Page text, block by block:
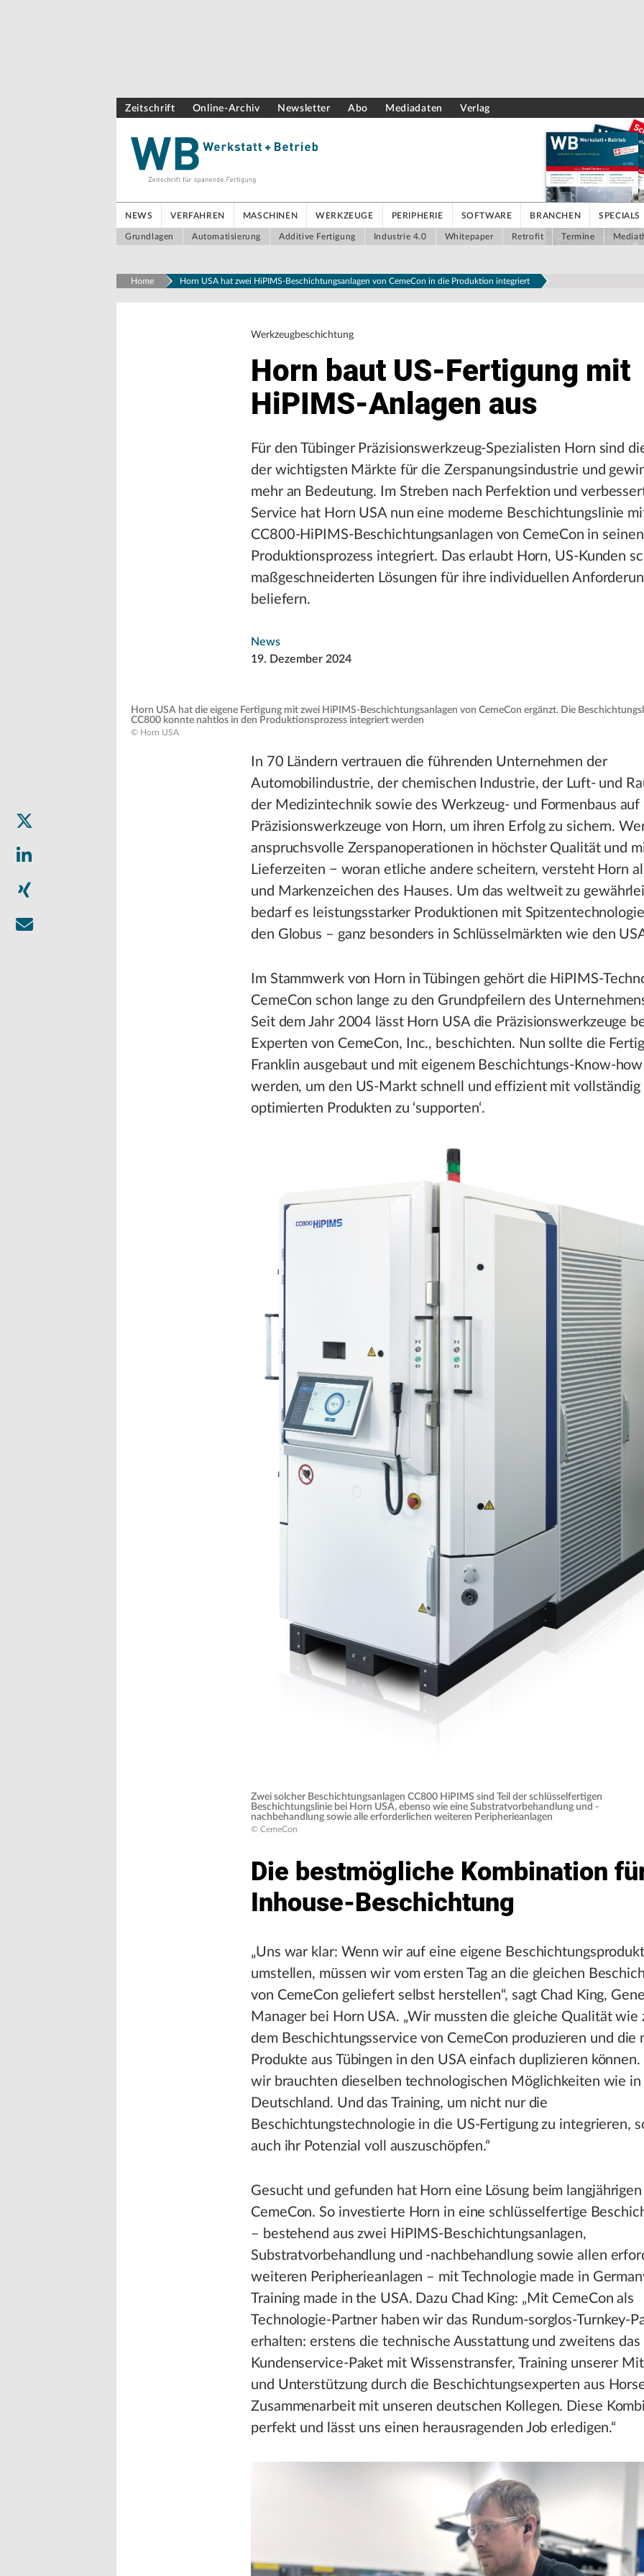
Zeitschrift Online-Archiv Newsletter Abo Mediadaten Verlag
NEWS VERFAHREN MASCHINEN WERKZEUGE PERIPHERIE SOFTWARE BRANCHEN SPECIALS
Grundlagen Automatisierung Additive Fertigung Industrie 4.0 Whitepaper Retrofit Termine
Home Horn USA hat zwei HiPIMS-Beschichtungsanlagen von CemeCon in die Produktion integriert
Werkzeugbeschichtung
Horn baut US-Fertigung mit
HiPIMS-Anlagen aus
Für den Tübinger Präzisionswerkzeug-Spezialisten Horn sind
der wichtigsten Märkte für die Zerspanungsindustrie und
mehr an Bedeutung. Im Streben nach Perfektion und
Service hat Horn USA nun eine moderne Beschichtungslinie
CC800-HiPIMS-Beschichtungsanlagen von CemeCon in seinen
Produktionsprozess integriert. Das erlaubt Horn, US-Kunden
maßgeschneiderten Lösungen für ihre individuellen
beliefern.
News
19. Dezember 2024
Horn USA hat die eigene Fertigung mit zwei HiPIMS-Beschichtungsanlagen von CemeCon ergänzt. Die
CC800 konnte nahtlos in den Produktionsprozess integriert werden
© Horn USA
In 70 Ländern vertrauen die führenden Unternehmen der
Automobilindustrie, der chemischen Industrie, der Luft- und
der Medizintechnik sowie des Werkzeug- und Formenbaus auf
Präzisionswerkzeuge von Horn, um ihren Erfolg zu sichern.
anspruchsvolle Zerspanoperationen in höchster Qualität und
Lieferzeiten − woran etliche andere scheitern, versteht Horn
und Markenzeichen des Hauses. Um das weltweit zu
bedarf es leistungsstarker Produktionen mit
den Globus – ganz besonders in Schlüsselmärkten wie den
Im Stammwerk von Horn in Tübingen gehört die HiPIMS-
CemeCon schon lange zu den Grundpfeilern des
Seit dem Jahr 2004 lässt Horn USA die Präzisionswerkzeuge
Experten von CemeCon, Inc., beschichten. Nun sollte die
Franklin ausgebaut und mit eigenem Beschichtungs-Know-
werden, um den US-Markt schnell und effizient mit vollständig
optimierten Produkten zu ‘supporten‘.
Zwei solcher Beschichtungsanlagen CC800 HiPIMS sind Teil der schlüsselfertigen
Beschichtungslinie bei Horn USA, ebenso wie eine Substratvorbehandlung und -
nachbehandlung sowie alle erforderlichen weiteren Peripherieanlagen
© CemeCon
Die bestmögliche Kombination
Inhouse-Beschichtung
„Uns war klar: Wenn wir auf eine eigene
umstellen, müssen wir vom ersten Tag an die gleichen
von CemeCon geliefert selbst herstellen“, sagt Chad King,
Manager bei Horn USA. „Wir mussten die gleiche Qualität wie
dem Beschichtungsservice von CemeCon produzieren und die
Produkte aus Tübingen in den USA einfach duplizieren
wir brauchten dieselben technologischen Möglichkeiten wie in
Deutschland. Und das Training, um nicht nur die
Beschichtungstechnologie in die US-Fertigung zu integrieren,
auch ihr Potenzial voll auszuschöpfen.“
Gesucht und gefunden hat Horn eine Lösung beim
CemeCon. So investierte Horn in eine schlüsselfertige
– bestehend aus zwei HiPIMS-Beschichtungsanlagen,
Substratvorbehandlung und -nachbehandlung sowie allen
weiteren Peripherieanlagen – mit Technologie made in
Training made in the USA. Dazu Chad King: „Mit CemeCon als
Technologie-Partner haben wir das Rundum-sorglos-Turnkey-
erhalten: erstens die technische Ausstattung und zweitens das
Kundenservice-Paket mit Wissenstransfer, Training unserer
und Unterstützung durch die Beschichtungsexperten aus
Zusammenarbeit mit unseren deutschen Kollegen. Diese
perfekt und lässt uns einen herausragenden Job erledigen.“